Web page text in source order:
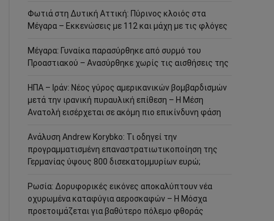
Φωτιά στη Δυτική Αττική: Πύρινος κλοιός στα
Μέγαρα – Εκκενώσεις με 112 και μάχη με τις φλόγες
Μέγαρα: Γυναίκα παρασύρθηκε από συρμό του
Προαστιακού – Ανασύρθηκε χωρίς τις αισθήσεις της
ΗΠΑ – Ιράν: Νέος γύρος αμερικανικών βομβαρδισμών
μετά την ιρανική πυραυλική επίθεση – Η Μέση
Ανατολή εισέρχεται σε ακόμη πιο επικίνδυνη φάση
Ανάλυση Andrew Korybko: Τι οδηγεί την
προγραμματισμένη επαναστρατιωτικοποίηση της
Γερμανίας ύψους 800 δισεκατομμυρίων ευρώ;
Ρωσία: Δορυφορικές εικόνες αποκαλύπτουν νέα
οχυρωμένα καταφύγια αεροσκαφών – Η Μόσχα
προετοιμάζεται για βαθύτερο πόλεμο φθοράς